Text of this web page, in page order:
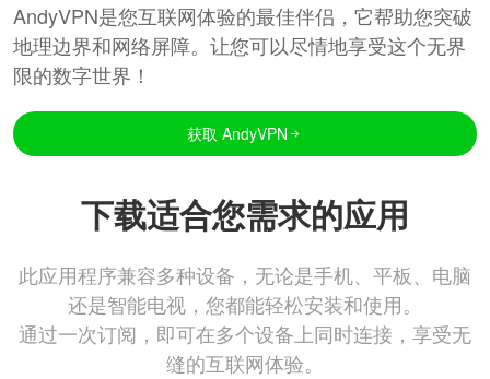
AndyVPN是您互联网体验的最佳伴侣，它帮助您突破
地理边界和网络屏障。让您可以尽情地享受这个无界
限的数字世界！
获取 AndyVPN
下载适合您需求的应用
此应用程序兼容多种设备，无论是手机、平板、电脑
还是智能电视，您都能轻松安装和使用。
通过一次订阅，即可在多个设备上同时连接，享受无
缝的互联网体验。